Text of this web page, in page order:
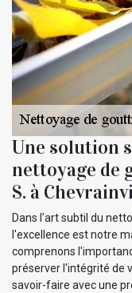
Une solution
nettoyage de
S. à
Dans l'art subtil du
l'excellence est notre
comprenons
préserver l'intégrité de
savoir-faire avec une